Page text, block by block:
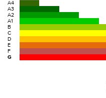
A4
A3
A2
A1
B
C
D
E
F
G